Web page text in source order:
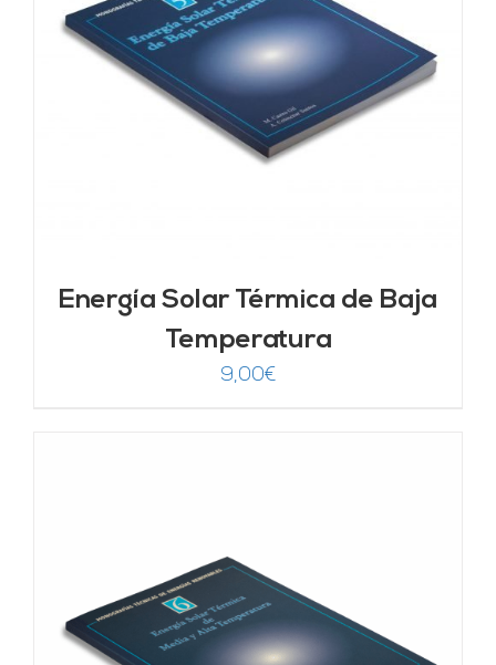
Energía Solar Térmica de Baja
Temperatura
9,00€